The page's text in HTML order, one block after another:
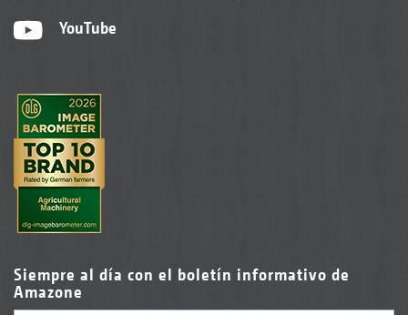
YouTube
Siempre al día con el boletín informativo de
Amazone